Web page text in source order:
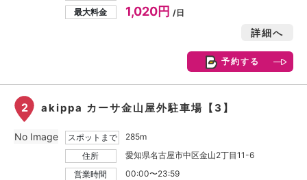
最大料金
1,020円/日
詳細へ
予約する
2 akippa カーサ金山屋外駐車場【3】
スポットまで
285m
住所
愛知県名古屋市中区金山2丁目11-6
営業時間
00:00〜23:59
No Image